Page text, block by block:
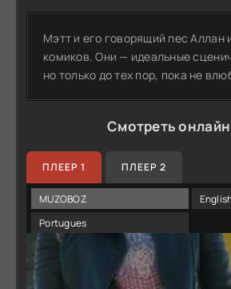
Мэтт и его говорящий пес Аллан
комиков. Они — идеальные
но только до тех пор, пока не
Смотреть
ПЛЕЕР 1 ПЛЕЕР 2
MUZOBOZ
Portugues